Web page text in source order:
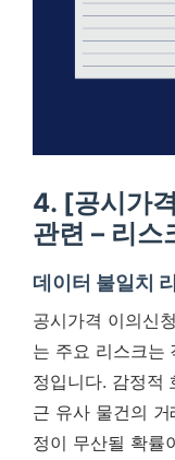
4. [공시가
관련 – 리스
데이터 불일치
공시가격 이의신
는 주요 리스크는
정입니다. 감정적
근 유사 물건의
정이 무산될 확률